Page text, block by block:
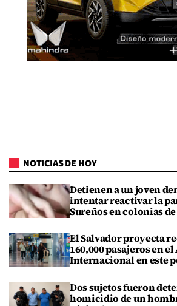
NOTICIAS DE HOY
Detienen a un joven
intentar reactivar la
Sureños en colonias
El Salvador proyecta
160,000 pasajeros en
Internacional en este
Dos sujetos fueron
homicidio de un